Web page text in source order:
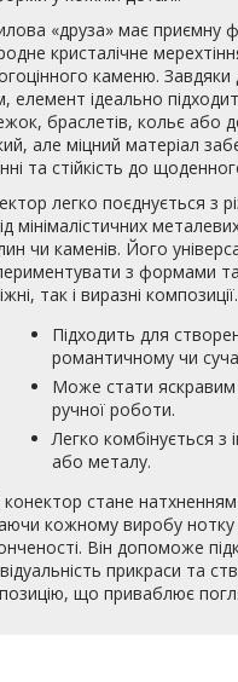
«друза» має приємну
кристалічне
каменю. Завдяки
елемент ідеально
браслетів, кольє або
але міцний матеріал
та стійкість до
легко поєднується з
мінімалістичних
чи каменів. Його
з формами
так і виразні композиції.
Підходить для
романтичному чи
Може стати
ручної роботи.
Легко комбінується з
або металу.
стане
кожному виробу нотку
Він допоможе
прикраси та
що приваблює